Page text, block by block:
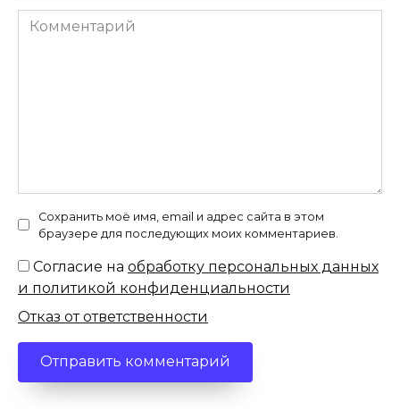
Комментарий
Сохранить моё имя, email и адрес сайта в этом
браузере для последующих моих комментариев.
Согласие на обработку персональных данных
и политикой конфиденциальности
Отказ от ответственности